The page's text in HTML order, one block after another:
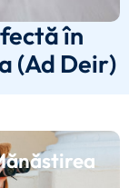
în
(Ad Deir)